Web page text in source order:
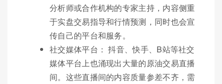
分析师或合作机构的专家主持，内容侧重
于实盘交易指导和行情预测，同时也会宣
传自己的平台和服务。
社交媒体平台： 抖音、快手、B站等社交
媒体平台上也涌现出大量的原油交易直播
间。这些直播间的内容质量参差不齐，需